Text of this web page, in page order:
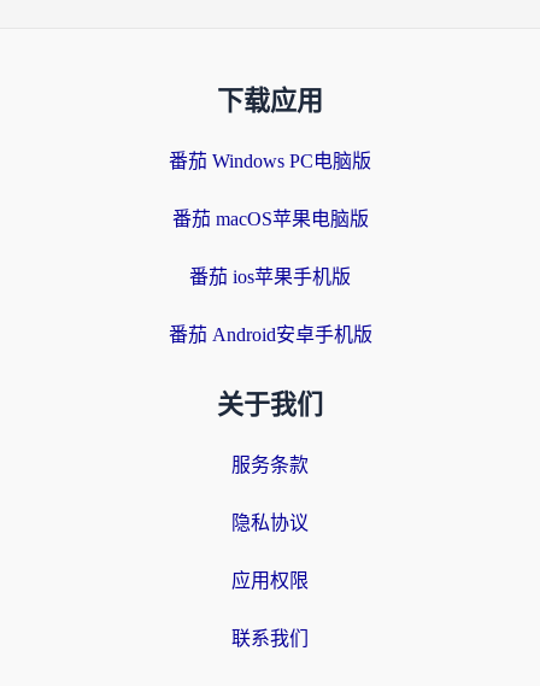
下载应用
番茄 Windows PC电脑版
番茄 macOS苹果电脑版
番茄 ios苹果手机版
番茄 Android安卓手机版
关于我们
服务条款
隐私协议
应用权限
联系我们